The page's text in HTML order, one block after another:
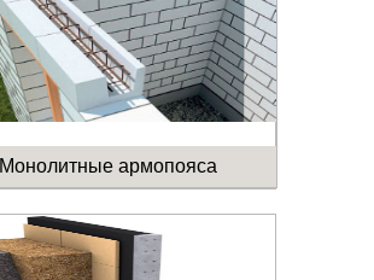
Монолитные армопояса